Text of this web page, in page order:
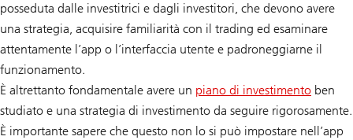
posseduta dalle investitrici e dagli investitori, che devono avere
una strategia, acquisire familiarità con il trading ed esaminare
attentamente l’app o l’interfaccia utente e padroneggiarne il
funzionamento.
È altrettanto fondamentale avere un piano di investimento ben
studiato e una strategia di investimento da seguire rigorosamente.
È importante sapere che questo non lo si può impostare nell’app